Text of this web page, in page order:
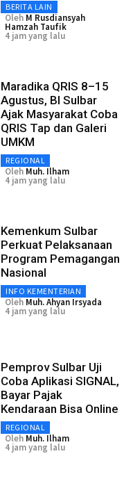
BERITA LAIN
Oleh M Rusdiansyah
Hamzah Taufik
4 jam yang lalu
Maradika QRIS 8–15
Agustus, BI Sulbar
Ajak Masyarakat Coba
QRIS Tap dan Galeri
UMKM
REGIONAL
Oleh Muh. Ilham
4 jam yang lalu
Kemenkum Sulbar
Perkuat Pelaksanaan
Program Pemagangan
Nasional
INFO KEMENTERIAN
Oleh Muh. Ahyan Irsyada
4 jam yang lalu
Pemprov Sulbar Uji
Coba Aplikasi SIGNAL,
Bayar Pajak
Kendaraan Bisa Online
REGIONAL
Oleh Muh. Ilham
4 jam yang lalu